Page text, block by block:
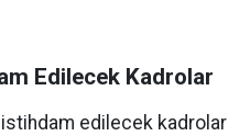
Edilecek Kadrolar
edilecek kadrolar